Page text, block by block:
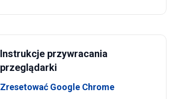
Instrukcje przywracania
przeglądarki
Zresetować Google Chrome